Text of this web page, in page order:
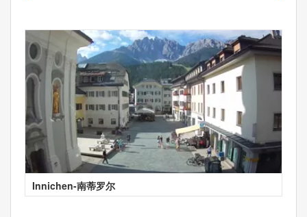
Innichen-南蒂罗尔